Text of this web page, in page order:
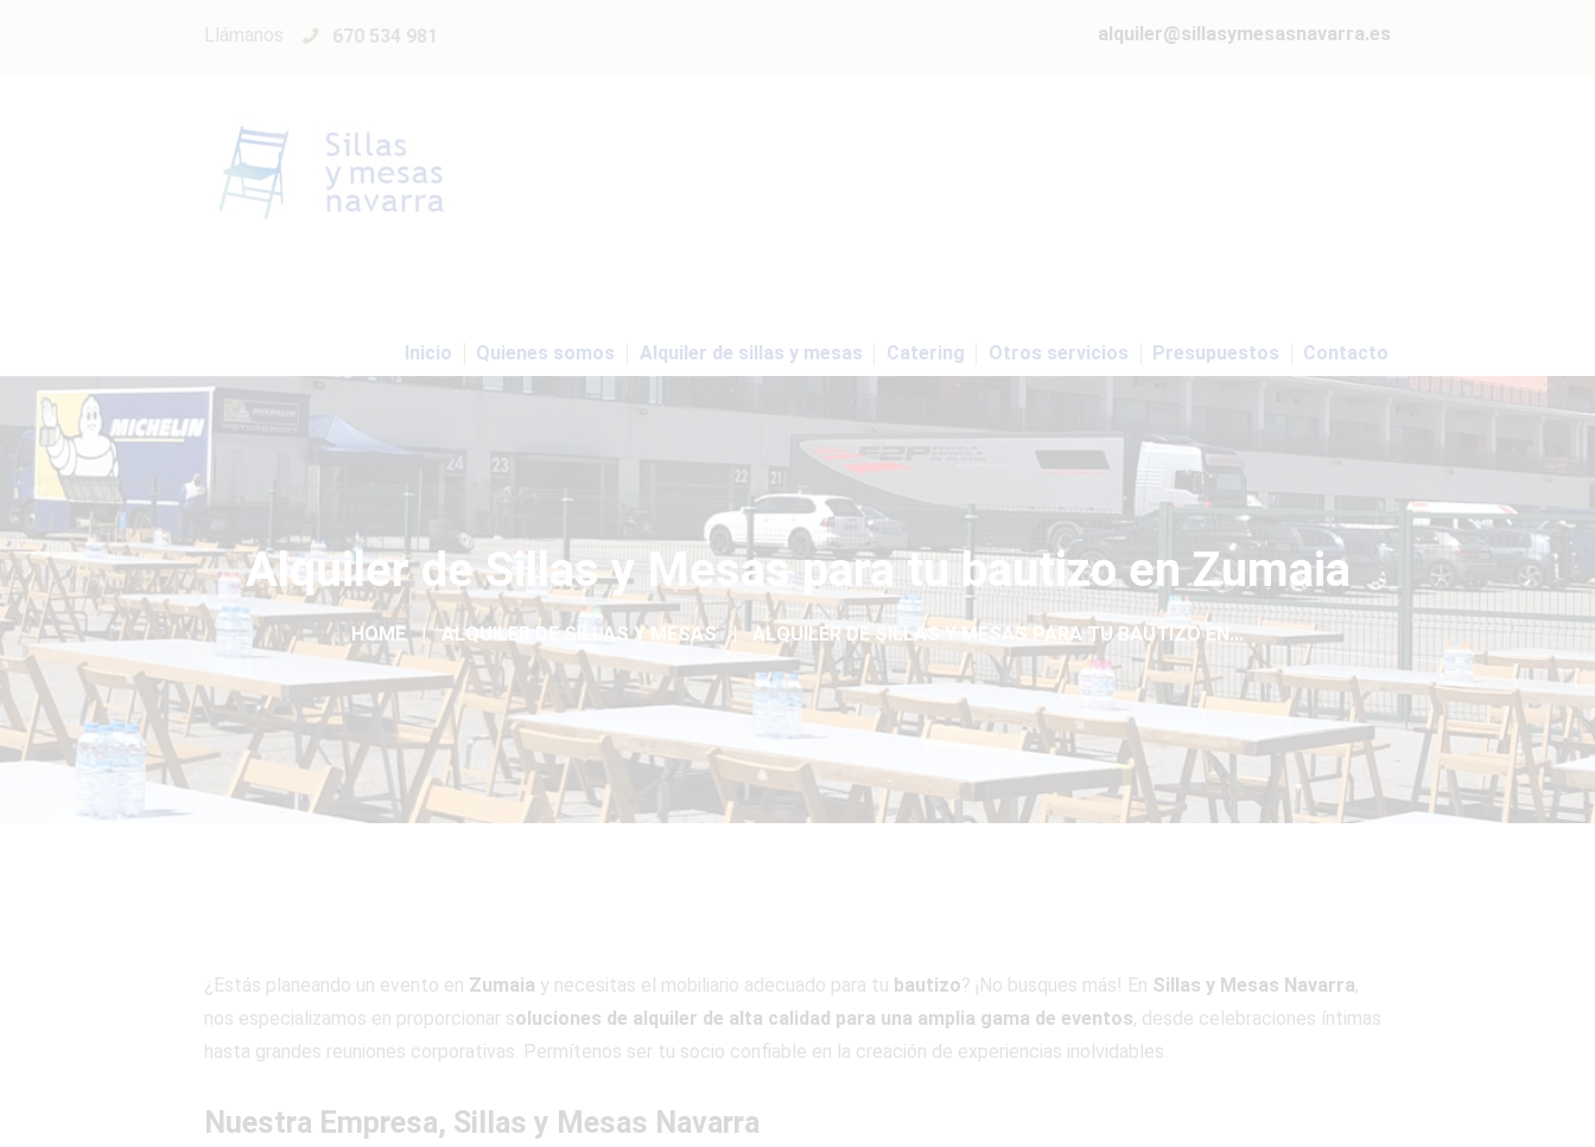
Llámanos 670 534 981 alquiler@sillasymesasnavarra.es
Inicio Quienes somos Alquiler de sillas y mesas Catering Otros servicios Presupuestos Contacto
Alquiler de Sillas y Mesas para tu bautizo en Zumaia
HOME ALQUILER DE SILLAS Y MESAS ALQUILER DE SILLAS Y MESAS PARA TU BAUTIZO EN...
¿Estás planeando un evento en Zumaia y necesitas el mobiliario adecuado para tu bautizo? ¡No busques más! En Sillas y Mesas Navarra,
nos especializamos en proporcionar soluciones de alquiler de alta calidad para una amplia gama de eventos, desde celebraciones íntimas
hasta grandes reuniones corporativas. Permítenos ser tu socio confiable en la creación de experiencias inolvidables.
Nuestra Empresa, Sillas y Mesas Navarra